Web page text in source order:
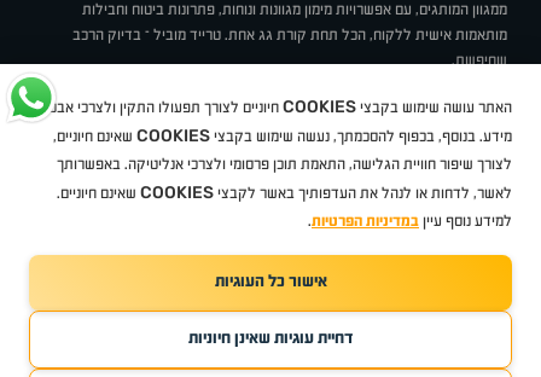
ממגוון המותגים, עם אפשרויות מימון מגוונות ונוחות, פתרונות ביטוח וחבילות
מותאמות אישית ללקוח, הכל תחת קורת גג אחת. טרייד מוביל – בדיוק הרכב
שחיפשת.
תקנוןBUY BACKמבצעיםמגזין טרייד מובילאיך זה עובד? דרושים
ניהול העדפות עוגיות
סיטרואן אופלפיג'וMG
Geelyמזדהבי ווי דיצ'רי טסלהניסאןטויוטהדאצ'יהפולקסווגןטסלה
ב מ וולקסוסאאודיסקודהיונדאירנושברולט
TradeMobile instagram
TradeMobile facebook
כל הזכויות שמורות טרייד מוביל2026
האתר עושה שימוש בקבצי COOKIES חיוניים לצורך תפעולו התקין ולצרכי אבטחת
מידע. בנוסף, בכפוף להסכמתך, נעשה שימוש בקבצי COOKIES שאינם חיוניים,
לצורך שיפור חוויית הגלישה, התאמת תוכן פרסומי ולצרכי אנליטיקה. באפשרותך
לאשר, לדחות או לנהל את העדפותיך באשר לקבצי COOKIES שאינם חיוניים.
למידע נוסף עיין במדיניות הפרטיות.
אישור כל העוגיות
דחיית עוגיות שאינן חיוניות